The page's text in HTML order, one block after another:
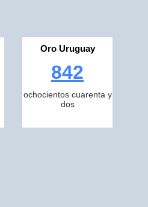
Oro Uruguay
842
ochocientos cuarenta y
dos